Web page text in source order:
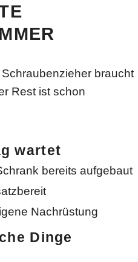
braucht
Rest ist schon
wartet
bereits aufgebaut
Nachrüstung
Dinge